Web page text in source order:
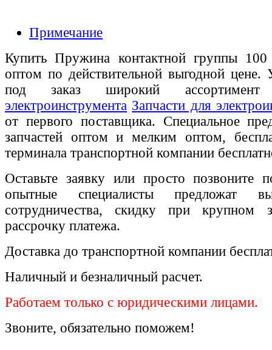
Примечание
Купить Пружина контактной группы
оптом по действительной выгодной
под заказ широкий
электроинструмента Запчасти для
от первого поставщика. Специальное
запчастей оптом и мелким оптом,
терминала транспортной компании
Оставьте заявку или просто позвоните
опытные специалисты предложат
сотрудничества, скидку при крупном
рассрочку платежа.
Доставка до транспортной компании
Наличный и безналичный расчет.
Работаем только с юридическими лицами.
Звоните, обязательно поможем!